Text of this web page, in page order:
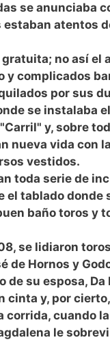
se anunciaba
atentos
no así el
y complicados
por sus
se instalaba
y, sobre
nueva vida con
vestidos.
toda serie de
el tablado donde
baño toros y
se lidiaron
de Hornos y
de su esposa,
cinta y, por
corrida, cuando
le